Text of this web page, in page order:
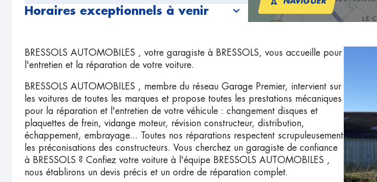
Horaires exceptionnels à venir
BRESSOLS AUTOMOBILES , votre garagiste à BRESSOLS, vous accueille pour
l'entretien et la réparation de votre voiture.
BRESSOLS AUTOMOBILES , membre du réseau Garage Premier, intervient sur
les voitures de toutes les marques et propose toutes les prestations mécaniques
pour la réparation et l'entretien de votre véhicule : changement disques et
plaquettes de frein, vidange moteur, révision constructeur, distribution,
échappement, embrayage... Toutes nos réparations respectent scrupuleusement
les préconisations des constructeurs. Vous cherchez un garagiste de confiance
à BRESSOLS ? Confiez votre voiture à l'équipe BRESSOLS AUTOMOBILES ,
nous établirons un devis précis et un ordre de réparation complet.